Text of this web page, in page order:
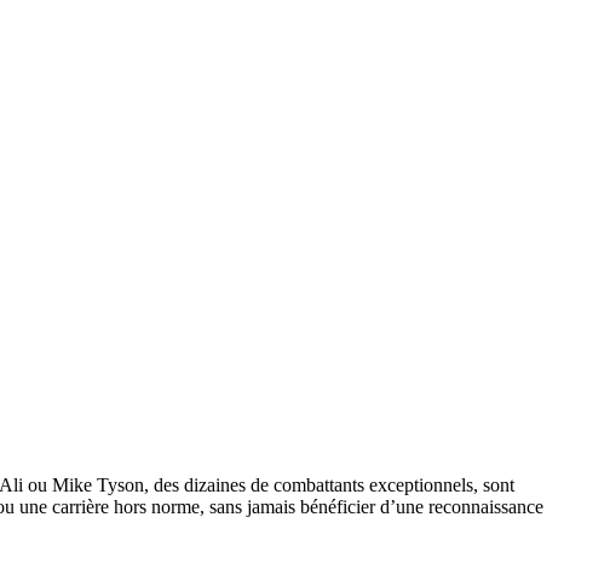
ou Mike Tyson, des dizaines de combattants exceptionnels, sont
carrière hors norme, sans jamais bénéficier d’une reconnaissance